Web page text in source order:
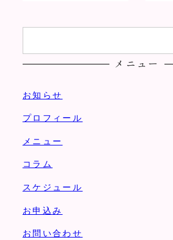
索
メニュー
お知らせ
プロフィール
メニュー
コラム
スケジュール
お申込み
お問い合わせ